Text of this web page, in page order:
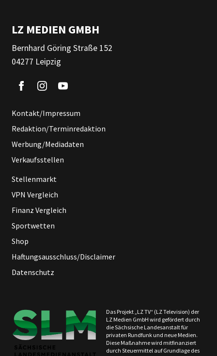
LZ MEDIEN GMBH
Bernhard Göring Straße 152
04277 Leipzig
Kontakt/Impressum
Redaktion/Terminredaktion
Werbung/Mediadaten
Verkaufsstellen
Stellenmarkt
VPN Vergleich
Finanz Vergleich
Sportwetten
Shop
Haftungsausschluss/Disclaimer
Datenschutz
Das Projekt „LZ TV“ (LZ Television) der
LZ Medien GmbH wird gefördert durch
die Sächsische Landesanstalt für
privaten Rundfunk und neue Medien.
Diese Maßnahme wird mitfinanziert
durch Steuermittel auf Grundlage des